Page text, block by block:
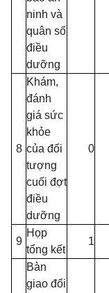
ninh và
quân số
điều
dưỡng
8
Khám,
đánh
giá sức
khỏe
của đối
tượng
cuối đợt
điều
dưỡng
0
9
Họp
tổng kết
1
Bàn
giao đối